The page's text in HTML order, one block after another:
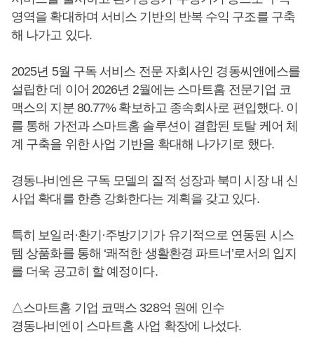
영역을 확대하며 서비스 기반의 반복 수익 구조를 구축
해 나가고 있다.
2025년 5월 구독 서비스 전문 자회사인 경동씨앤에스를
설립한 데 이어 2026년 2월에는 스마트홈 전문기업 코
맥스의 지분 80.77% 확보하고 종속회사로 편입했다. 이
를 통해 가전과 스마트홈 솔루션이 결합된 토탈 케어 체
계 구축을 위한 사업 기반을 확대해 나가기로 했다.
경동나비엔은 구독 모델의 질적 성장과 북미 시장 내 신
사업 확대를 한층 강화한다는 계획을 갖고 있다.
특히 보일러·환기·주방기기가 유기적으로 연동된 시스
템 상품화를 통해 ‘쾌적한 생활환경 파트너’로서의 입지
를 더욱 공고히 할 예정이다.
△스마트홈 기업 코맥스 328억 원에 인수
경동나비엔이 스마트홈 사업 확장에 나섰다.